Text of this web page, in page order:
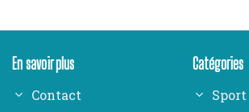
En savoir plus
Contact
Catégories
Sport